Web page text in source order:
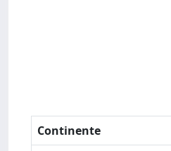
Continente